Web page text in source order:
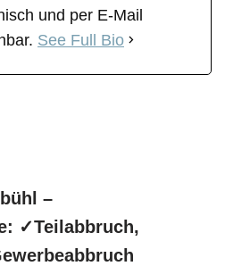
und per E-Mail
See Full Bio
–
✓Teilabbruch,